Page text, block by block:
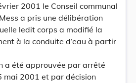
2001 le Conseil communal
a pris une délibération
ledit corps a modifié la
à la conduite d’eau à partir
a été approuvée par arrêté
mai 2001 et par décision